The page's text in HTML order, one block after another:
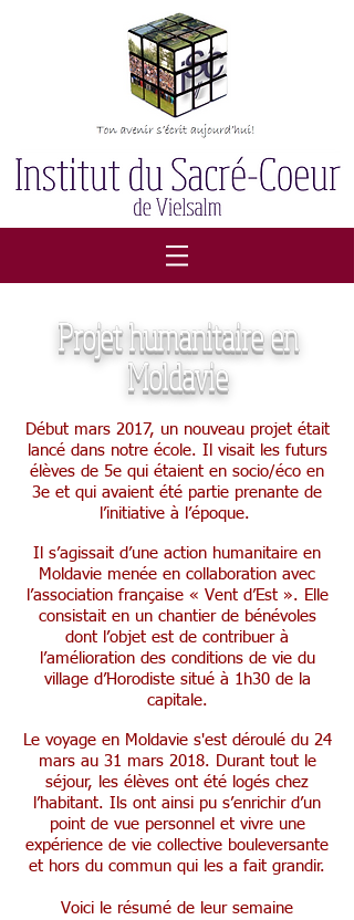
Projet humanitaire en
Moldavie
Début mars 2017, un nouveau projet était
lancé dans notre école. Il visait les futurs
élèves de 5e qui étaient en socio/éco en
3e et qui avaient été partie prenante de
l’initiative à l’époque.
Il s’agissait d’une action humanitaire en
Moldavie menée en collaboration avec
l’association française « Vent d’Est ». Elle
consistait en un chantier de bénévoles
dont l’objet est de contribuer à
l’amélioration des conditions de vie du
village d’Horodiste situé à 1h30 de la
capitale.
Le voyage en Moldavie s'est déroulé du 24
mars au 31 mars 2018. Durant tout le
séjour, les élèves ont été logés chez
l’habitant. Ils ont ainsi pu s’enrichir d’un
point de vue personnel et vivre une
expérience de vie collective bouleversante
et hors du commun qui les a fait grandir.
Voici le résumé de leur semaine